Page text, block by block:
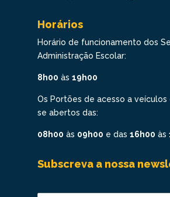
Horários
Horário de funcionamento dos
Administração Escolar:
8h00 às 19h00
Os Portões de acesso a
se abertos das:
08h00 às 09h00 e das 16h00 às
Subscreva a nossa